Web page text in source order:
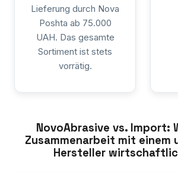
Lieferung durch Nova
Poshta ab 75.000
UAH. Das gesamte
Sortiment ist stets
vorrätig.
NovoAbrasive vs. Import:
Zusammenarbeit mit einem
Hersteller